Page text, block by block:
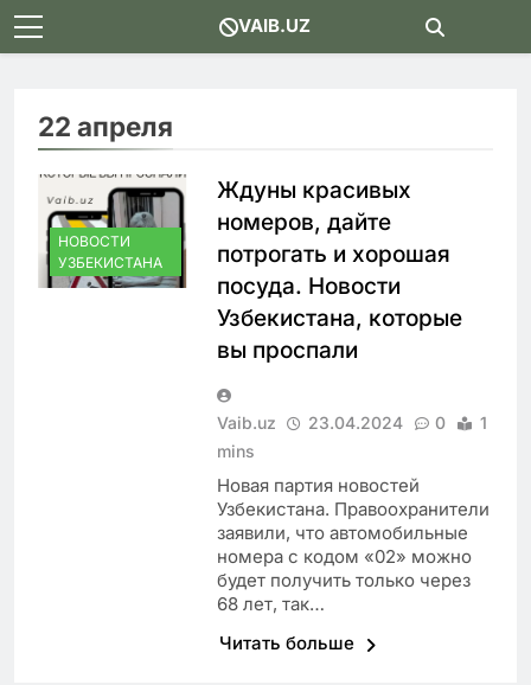
Skip
to
VAIB.UZ
22 апреля
НОВОСТИ
УЗБЕКИСТАНА
Ждуны красивых
номеров, дайте
потрогать и хорошая
посуда. Новости
Узбекистана, которые
вы проспали
Vaib.uz 23.04.2024 0
1
mins
Новая партия новостей
Узбекистана. Правоохранители
заявили, что автомобильные
номера с кодом «02» можно
будет получить только через
68 лет, так…
Читать больше